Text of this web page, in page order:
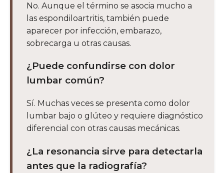
No. Aunque el término se asocia mucho a
las espondiloartritis, también puede
aparecer por infección, embarazo,
sobrecarga u otras causas.
¿Puede confundirse con dolor
lumbar común?
Sí. Muchas veces se presenta como dolor
lumbar bajo o glúteo y requiere diagnóstico
diferencial con otras causas mecánicas.
¿La resonancia sirve para detectarla
antes que la radiografía?